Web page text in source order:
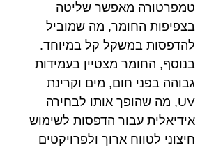
טמפרטורה מאפשר שליטה
בצפיפות החומר, מה שמוביל
להדפסות במשקל קל במיוחד.
בנוסף, החומר מצטיין בעמידות
גבוהה בפני חום, מים וקרינת
UV, מה שהופך אותו לבחירה
אידיאלית עבור הדפסות לשימוש
חיצוני לטווח ארוך ולפרויקטים